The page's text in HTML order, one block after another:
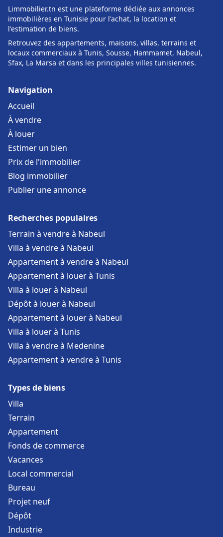
Limmobilier.tn est une plateforme dédiée aux annonces
immobilières en Tunisie pour l'achat, la location et
l'estimation de biens.
Retrouvez des appartements, maisons, villas, terrains et
locaux commerciaux à Tunis, Sousse, Hammamet, Nabeul,
Sfax, La Marsa et dans les principales villes tunisiennes.
Navigation
Accueil
À vendre
À louer
Estimer un bien
Prix de l'immobilier
Blog immobilier
Publier une annonce
Recherches populaires
Terrain à vendre à Nabeul
Villa à vendre à Nabeul
Appartement à vendre à Nabeul
Appartement à louer à Tunis
Villa à louer à Nabeul
Dépôt à louer à Nabeul
Appartement à louer à Nabeul
Villa à louer à Tunis
Villa à vendre à Medenine
Appartement à vendre à Tunis
Types de biens
Villa
Terrain
Appartement
Fonds de commerce
Vacances
Local commercial
Bureau
Projet neuf
Dépôt
Industrie